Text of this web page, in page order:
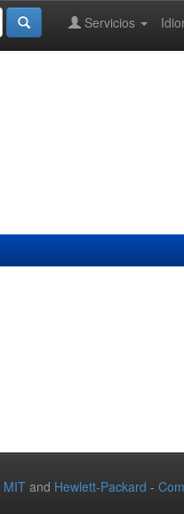
Servicios
MIT and Hewlett-Packard -